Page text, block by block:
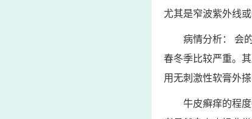
尤其是窄波紫外线
病情分析： 会
春冬季比较严重。
用无刺激性软膏外
牛皮癣痒的程